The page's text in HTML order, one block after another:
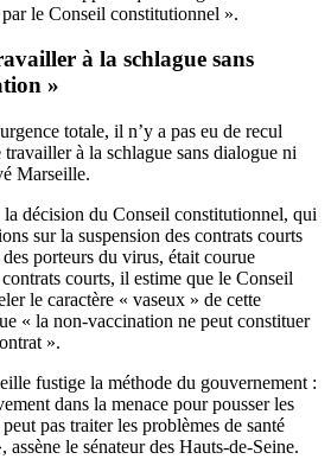
le Conseil constitutionnel ».
à la schlague sans
»
totale, il n’y a pas eu de recul
à la schlague sans dialogue ni
Marseille.
la décision du Conseil constitutionnel, qui
sur la suspension des contrats courts
porteurs du virus, était courue
courts, il estime que le Conseil
le caractère « vaseux » de cette
« la non-vaccination ne peut constituer
».
fustige la méthode du gouvernement :
dans la menace pour pousser les
pas traiter les problèmes de santé
le sénateur des Hauts-de-Seine.